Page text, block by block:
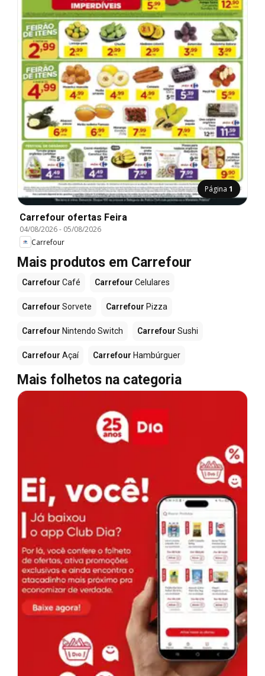
Página 1
Carrefour ofertas Feira
04/08/2026- 05/08/2026
Carrefour
Mais produtos em Carrefour
Carrefour Café Carrefour Celulares
Carrefour Sorvete Carrefour Pizza
Carrefour Nintendo Switch Carrefour Sushi
Carrefour Açaí Carrefour Hambúrguer
Mais folhetos na categoria